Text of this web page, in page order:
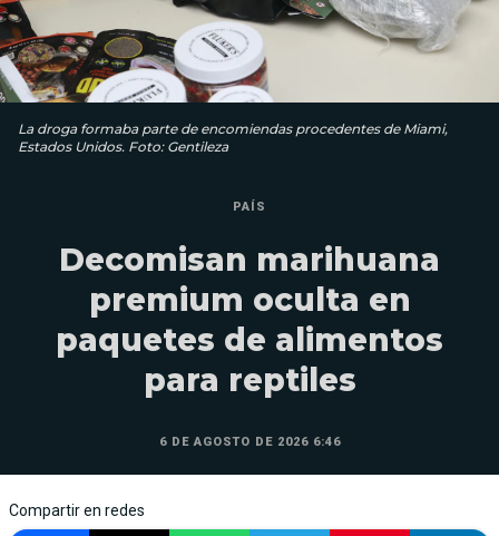
La droga formaba parte de encomiendas procedentes de Miami,
Estados Unidos. Foto: Gentileza
PAÍS
Decomisan marihuana
premium oculta en
paquetes de alimentos
para reptiles
6 DE AGOSTO DE 2026 6:46
Compartir en redes